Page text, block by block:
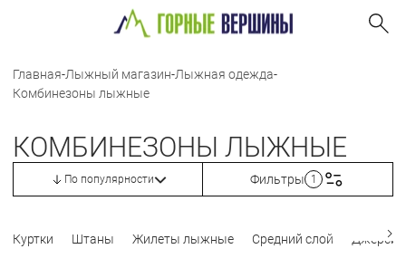
Главная-Лыжный магазин-Лыжная одежда-
Комбинезоны лыжные
КОМБИНЕЗОНЫ ЛЫЖНЫЕ
По популярности Фильтры 1
Куртки Штаны Жилеты лыжные Средний слой Джерси